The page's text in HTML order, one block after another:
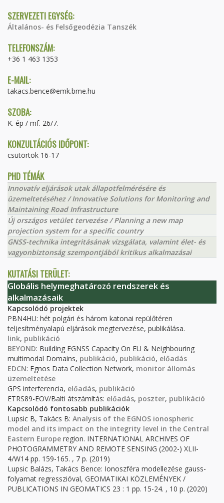
SZERVEZETI EGYSÉG:
Általános- és Felsőgeodézia Tanszék
TELEFONSZÁM:
+36 1 463 1353
E-MAIL:
takacs.bence@emk.bme.hu
SZOBA:
K. ép / mf. 26/7.
KONZULTÁCIÓS IDŐPONT:
csütörtök 16-17
PHD TÉMÁK
Innovatív eljárások utak állapotfelmérésére és
üzemeltetéséhez / Innovative Solutions for Monitoring and
Maintaining Road Infrastructure
Új országos vetület tervezése / Planning a new map
projection system for a specific country
GNSS-technika integritásának vizsgálata, valamint élet- és
vagyonbiztonság szempontjából kritikus alkalmazásai
KUTATÁSI TERÜLET:
Globális helymeghatározó rendszerek és
alkalmazásaik
Kapcsolódó projektek
PBN4HU: hét polgári és három katonai repülőtéren
teljesítményalapú eljárások megtervezése, publikálása.
link, publikáció
BEYOND: Building EGNSS Capacity On EU & Neighbouring
multimodal Domains, publikáció, publikáció, előadás
EDCN: Egnos Data Collection Network, monitor állomás
üzemeltetése
GPS interferencia, előadás, publikáció
ETRS89-EOV/Balti átszámítás: előadás, poszter, publikáció
Kapcsolódó fontosabb publikációk
Lupsic B, Takács B: Analysis of the EGNOS ionospheric
model and its impact on the integrity level in the Central
Eastern Europe region. INTERNATIONAL ARCHIVES OF
PHOTOGRAMMETRY AND REMOTE SENSING (2002-) XLII-
4/W14 pp. 159-165. , 7 p. (2019)
Lupsic Balázs, Takács Bence: Ionoszféra modellezése gauss-
folyamat regresszióval, GEOMATIKAI KÖZLEMÉNYEK /
PUBLICATIONS IN GEOMATICS 23 : 1 pp. 15-24. , 10 p. (2020)